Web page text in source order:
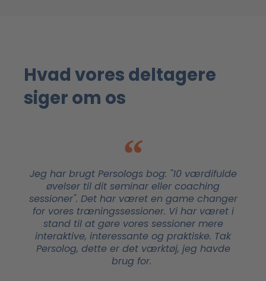
Hvad vores deltagere
siger om os
Jeg har brugt Persologs bog: "10 værdifulde
øvelser til dit seminar eller coaching
sessioner". Det har været en game changer
for vores træningssessioner. Vi har været i
stand til at gøre vores sessioner mere
interaktive, interessante og praktiske. Tak
Persolog, dette er det værktøj, jeg havde
brug for.